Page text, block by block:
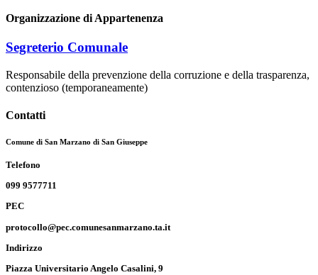
Organizzazione di Appartenenza
Segreterio Comunale
Responsabile della prevenzione della corruzione e della trasparenza,
contenzioso (temporaneamente)
Contatti
Comune di San Marzano di San Giuseppe
Telefono
099 9577711
PEC
protocollo@pec.comunesanmarzano.ta.it
Indirizzo
Piazza Universitario Angelo Casalini, 9